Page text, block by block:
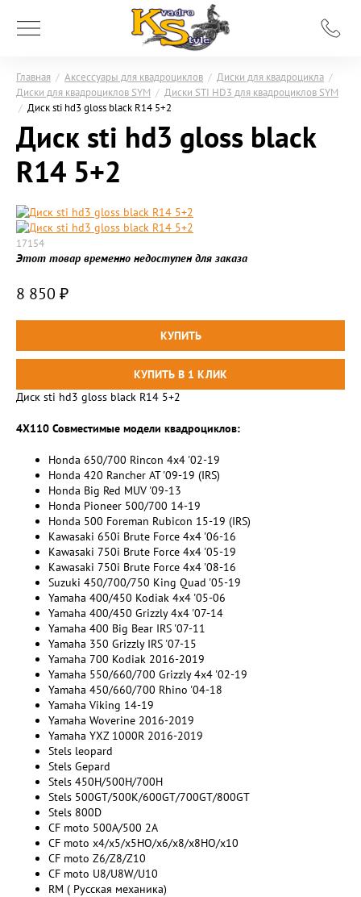
Главная / Аксессуары для квадроциклов / Диски для квадроцикла /
Диски для квадроциклов SYM / Диски STI HD3 для квадроциклов SYM
/ Диск sti hd3 gloss black R14 5+2
Диск sti hd3 gloss black
R14 5+2
17154
Этот товар временно недоступен для заказа
8 850 ₽
Диск sti hd3 gloss black R14 5+2
4X110 Совместимые модели квадроциклов:
Honda 650/700 Rincon 4x4 '02-19
Honda 420 Rancher AT '09-19 (IRS)
Honda Big Red MUV '09-13
Honda Pioneer 500/700 14-19
Honda 500 Foreman Rubicon 15-19 (IRS)
Kawasaki 650i Brute Force 4x4 '06-16
Kawasaki 750i Brute Force 4x4 '05-19
Kawasaki 750i Brute Force 4x4 '08-16
Suzuki 450/700/750 King Quad '05-19
Yamaha 400/450 Kodiak 4x4 '05-06
Yamaha 400/450 Grizzly 4x4 '07-14
Yamaha 400 Big Bear IRS '07-11
Yamaha 350 Grizzly IRS '07-15
Yamaha 700 Kodiak 2016-2019
Yamaha 550/660/700 Grizzly 4x4 '02-19
Yamaha 450/660/700 Rhino '04-18
Yamaha Viking 14-19
Yamaha Woverine 2016-2019
Yamaha YXZ 1000R 2016-2019
Stels leopard
Stels Gepard
Stels 450H/500H/700H
Stels 500GT/500K/600GT/700GT/800GT
Stels 800D
CF moto 500A/500 2A
CF moto x4/x5/x5HO/x6/x8/x8HO/x10
CF moto Z6/Z8/Z10
CF moto U8/U8W/U10
RM ( Русская механика)